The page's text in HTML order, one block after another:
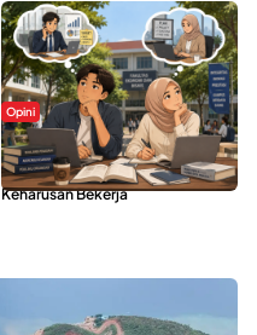
Opini
Kerasnya Kehidupan Mahasiswa di
Tengah Gempuran Tugas dan
Keharusan Bekerja